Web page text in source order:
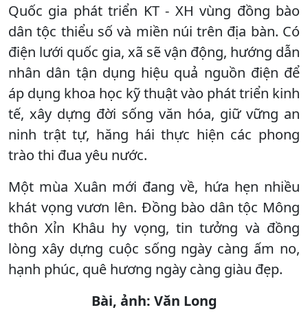
Quốc gia phát triển KT - XH vùng đồng bào
dân tộc thiểu số và miền núi trên địa bàn. Có
điện lưới quốc gia, xã sẽ vận động, hướng dẫn
nhân dân tận dụng hiệu quả nguồn điện để
áp dụng khoa học kỹ thuật vào phát triển kinh
tế, xây dựng đời sống văn hóa, giữ vững an
ninh trật tự, hăng hái thực hiện các phong
trào thi đua yêu nước.
Một mùa Xuân mới đang về, hứa hẹn nhiều
khát vọng vươn lên. Đồng bào dân tộc Mông
thôn Xỉn Khâu hy vọng, tin tưởng và đồng
lòng xây dựng cuộc sống ngày càng ấm no,
hạnh phúc, quê hương ngày càng giàu đẹp.
Bài, ảnh: Văn Long